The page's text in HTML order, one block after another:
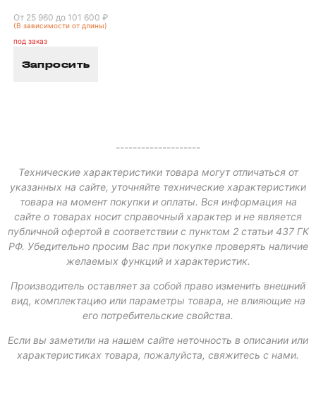
От 25 960 до 101 600 ₽
(В зависимости от длины)
под заказ
Запросить
--------------------
Технические характеристики товара могут отличаться от
указанных на сайте, уточняйте технические характеристики
товара на момент покупки и оплаты. Вся информация на
сайте о товарах носит справочный характер и не является
публичной офертой в соответствии с пунктом 2 статьи 437 ГК
РФ. Убедительно просим Вас при покупке проверять наличие
желаемых функций и характеристик.
Производитель оставляет за собой право изменить внешний
вид, комплектацию или параметры товара, не влияющие на
его потребительские свойства.
Если вы заметили на нашем сайте неточность в описании или
характеристиках товара, пожалуйста, свяжитесь с нами.